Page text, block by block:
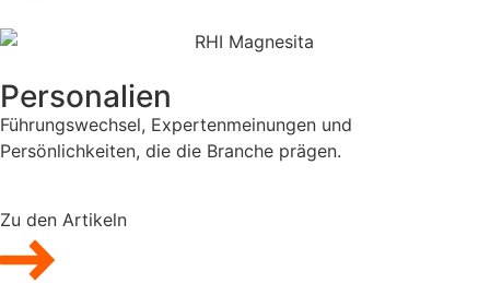
Personalien
Führungswechsel, Expertenmeinungen und
Persönlichkeiten, die die Branche prägen.
Zu den Artikeln